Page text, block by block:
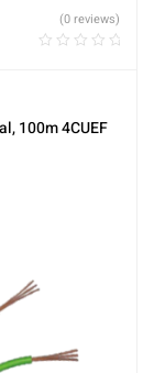
(0 reviews)
100m 4CUEF